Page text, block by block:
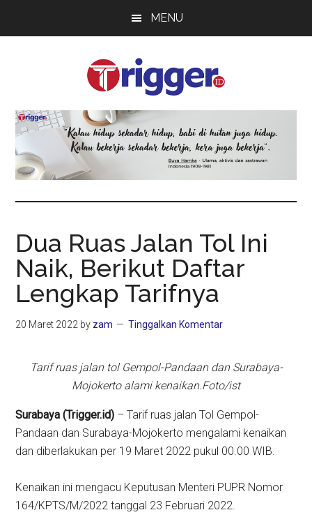
MENU
Trigger
Terkini
Dua Ruas Jalan Tol Ini
Naik, Berikut Daftar
Lengkap Tarifnya
20 Maret 2022 by zam Tinggalkan Komentar
Tarif ruas jalan tol Gempol-Pandaan dan Surabaya-
Mojokerto alami kenaikan.Foto/ist
Surabaya (Trigger.id) – Tarif ruas jalan Tol Gempol-
Pandaan dan Surabaya-Mojokerto mengalami kenaikan
dan diberlakukan per 19 Maret 2022 pukul 00.00 WIB.
Kenaikan ini mengacu Keputusan Menteri PUPR Nomor
164/KPTS/M/2022 tanggal 23 Februari 2022.